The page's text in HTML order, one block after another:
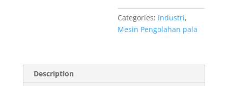
Categories: Industri,
Mesin Pengolahan pala
Description